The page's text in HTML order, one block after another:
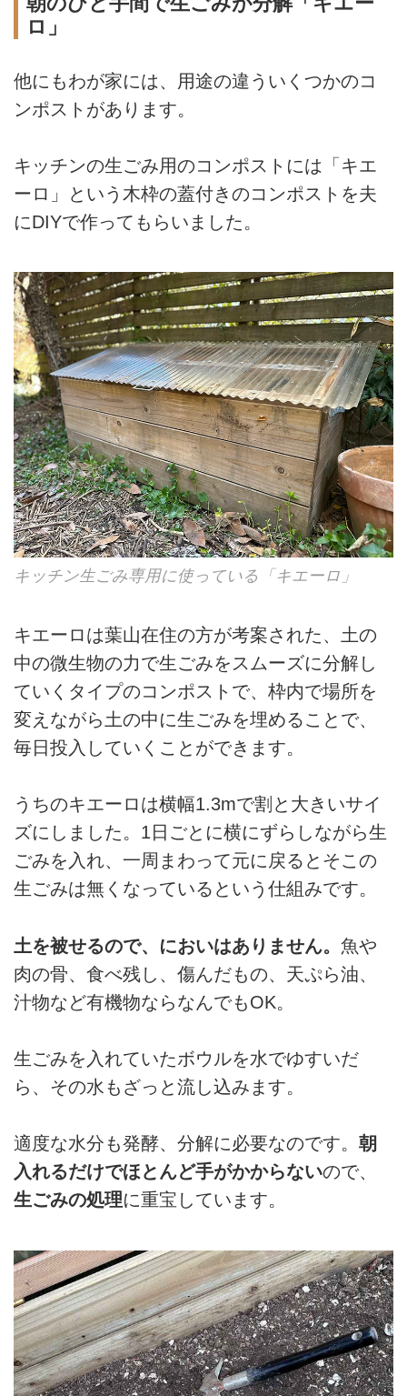
ロ」
他にもわが家には、用途の違ういくつかのコ
ンポストがあります。
キッチンの生ごみ用のコンポストには「キエ
ーロ」という木枠の蓋付きのコンポストを夫
にDIYで作ってもらいました。
キッチン生ごみ専用に使っている「キエーロ」
キエーロは葉山在住の方が考案された、土の
中の微生物の力で生ごみをスムーズに分解し
ていくタイプのコンポストで、枠内で場所を
変えながら土の中に生ごみを埋めることで、
毎日投入していくことができます。
うちのキエーロは横幅1.3mで割と大きいサイ
ズにしました。1日ごとに横にずらしながら生
ごみを入れ、一周まわって元に戻るとそこの
生ごみは無くなっているという仕組みです。
土を被せるので、においはありません。 魚や
肉の骨、食べ残し、傷んだもの、天ぷら油、
汁物など有機物ならなんでもOK。
生ごみを入れていたボウルを水でゆすいだ
ら、その水もざっと流し込みます。
適度な水分も発酵、分解に必要なのです。 朝
入れるだけでほとんど手がかからないので、
生ごみの処理に重宝しています。